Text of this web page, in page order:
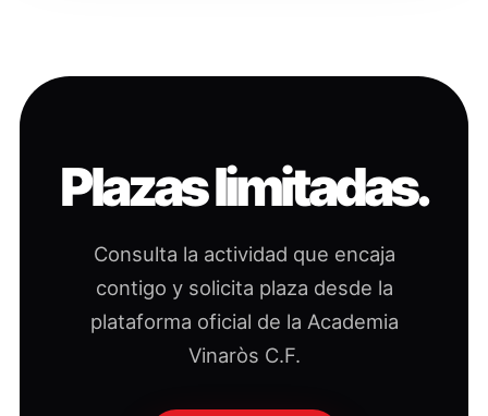
Plazas limitadas.
Consulta la actividad que encaja
contigo y solicita plaza desde la
plataforma oficial de la Academia
Vinaròs C.F.